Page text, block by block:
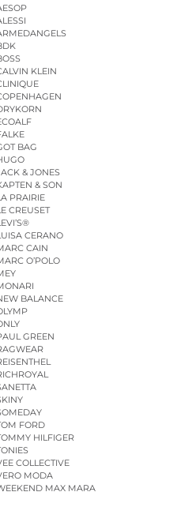
KLEIN
BAG
& JONES
& SON
PRAIRIE
CREUSET
CERANO
CAIN
O’POLO
BALANCE
GREEN
FORD
HILFIGER
COLLECTIVE
MODA
MAX MARA